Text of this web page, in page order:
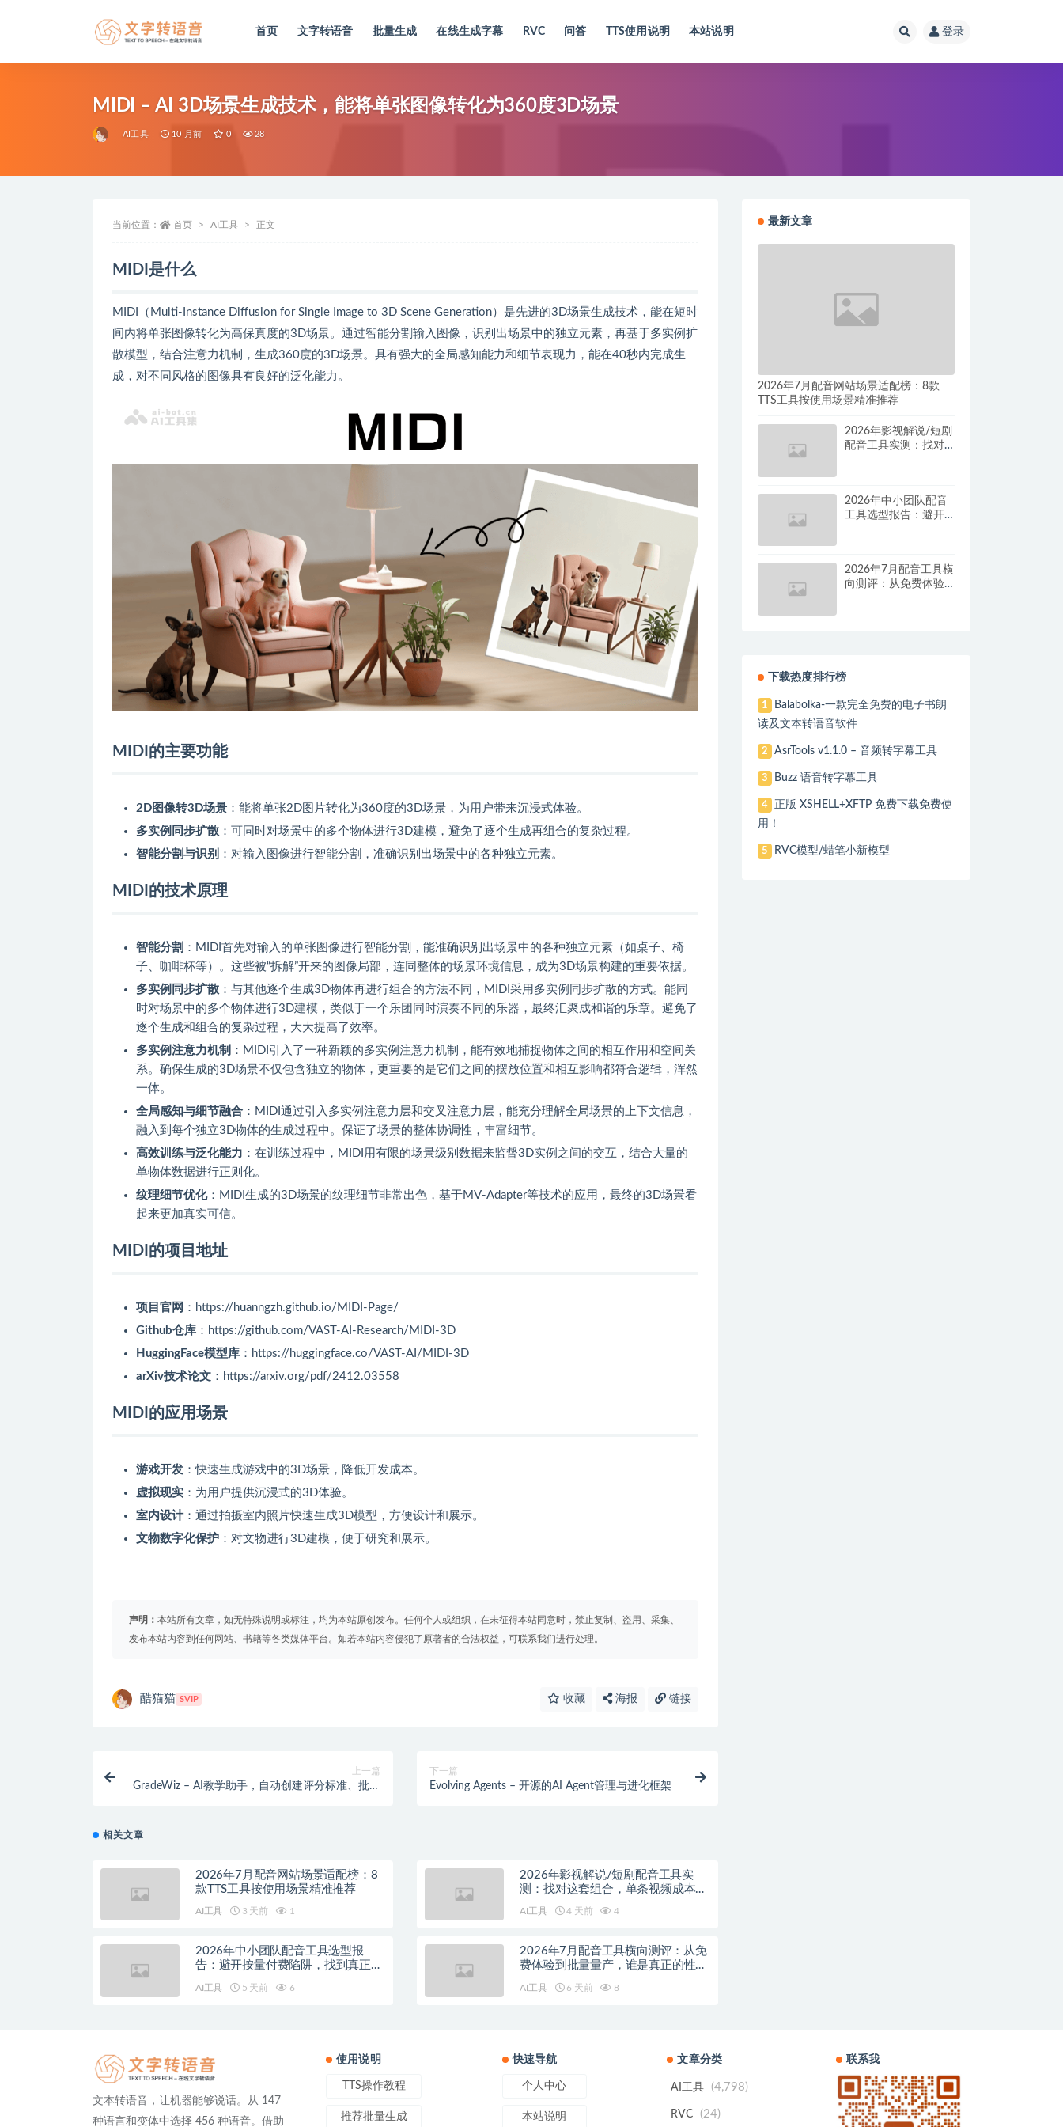
首页 文字转语音 批量生成 在线生成字幕 RVC 问答 TTS使用说明 本站说明 登录
MIDI – AI 3D场景生成技术，能将单张图像转化为360度3D场景
AI工具 10 月前 0 28
当前位置： 首页 AI工具 正文
MIDI是什么
MIDI（Multi-Instance Diffusion for Single Image to 3D Scene Generation）是先进的3D场景生成技术，能在短时
间内将单张图像转化为高保真度的3D场景。通过智能分割输入图像，识别出场景中的独立元素，再基于多实例扩
散模型，结合注意力机制，生成360度的3D场景。具有强大的全局感知能力和细节表现力，能在40秒内完成生
成，对不同风格的图像具有良好的泛化能力。
MIDI的主要功能
2D图像转3D场景 ：能将单张2D图片转化为360度的3D场景，为用户带来沉浸式体验。
多实例同步扩散 ：可同时对场景中的多个物体进行3D建模，避免了逐个生成再组合的复杂过程。
智能分割与识别 ：对输入图像进行智能分割，准确识别出场景中的各种独立元素。
MIDI的技术原理
智能分割 ：MIDI首先对输入的单张图像进行智能分割，能准确识别出场景中的各种独立元素（如桌子、椅
子、咖啡杯等）。这些被“拆解”开来的图像局部，连同整体的场景环境信息，成为3D场景构建的重要依据。
多实例同步扩散 ：与其他逐个生成3D物体再进行组合的方法不同，MIDI采用多实例同步扩散的方式。能同
时对场景中的多个物体进行3D建模，类似于一个乐团同时演奏不同的乐器，最终汇聚成和谐的乐章。避免了
逐个生成和组合的复杂过程，大大提高了效率。
多实例注意力机制 ：MIDI引入了一种新颖的多实例注意力机制，能有效地捕捉物体之间的相互作用和空间关
系。确保生成的3D场景不仅包含独立的物体，更重要的是它们之间的摆放位置和相互影响都符合逻辑，浑然
一体。
全局感知与细节融合 ：MIDI通过引入多实例注意力层和交叉注意力层，能充分理解全局场景的上下文信息，
融入到每个独立3D物体的生成过程中。保证了场景的整体协调性，丰富细节。
高效训练与泛化能力 ：在训练过程中，MIDI用有限的场景级别数据来监督3D实例之间的交互，结合大量的
单物体数据进行正则化。
纹理细节优化：MIDI生成的3D场景的纹理细节非常出色，基于MV-Adapter等技术的应用，最终的3D场景看
起来更加真实可信。
MIDI的项目地址
项目官网 ：https://huanngzh.github.io/MIDI-Page/
Github仓库 ：https://github.com/VAST-AI-Research/MIDI-3D
HuggingFace模型库 ：https://huggingface.co/VAST-AI/MIDI-3D
arXiv技术论文 ：https://arxiv.org/pdf/2412.03558
MIDI的应用场景
游戏开发 ：快速生成游戏中的3D场景，降低开发成本。
虚拟现实 ：为用户提供沉浸式的3D体验。
室内设计：通过拍摄室内照片快速生成3D模型，方便设计和展示。
文物数字化保护 ：对文物进行3D建模，便于研究和展示。
声明： 本站所有文章，如无特殊说明或标注，均为本站原创发布。任何个人或组织，在未征得本站同意时，禁止复制、盗用、采集、
发布本站内容到任何网站、书籍等各类媒体平台。如若本站内容侵犯了原著者的合法权益，可联系我们进行处理。
酷猫猫 SVIP 收藏 海报 链接
上一篇
GradeWiz – AI教学助手，自动创建评分标准、批改
下一篇
Evolving Agents – 开源的AI Agent管理与进化框架
相关文章
2026年7月配音网站场景适配榜：8
款TTS工具按使用场景精准推荐
AI工具 3 天前 1
2026年影视解说/短剧配音工具实
测：找对这套组合，单条视频成本直
AI工具 4 天前 4
2026年中小团队配音工具选型报
告：避开按量付费陷阱，找到真正的
AI工具 5 天前 6
2026年7月配音工具横向测评：从免
费体验到批量量产，谁是真正的性价
AI工具 6 天前 8
最新文章
2026年7月配音网站场景适配榜：8款
TTS工具按使用场景精准推荐
2026年影视解说/短剧
配音工具实测：找对
2026年中小团队配音
工具选型报告：避开
2026年7月配音工具横
向测评：从免费体验
下载热度排行榜
1
Balabolka-一款完全免费的电子书朗
读及文本转语音软件
2 AsrTools v1.1.0 – 音频转字幕工具
3 Buzz 语音转字幕工具
4
正版 XSHELL+XFTP 免费下载免费使
用！
5 RVC模型/蜡笔小新模型
文本转语音，让机器能够说话。从 147
种语言和变体中选择 456 种语音。借助
使用说明
TTS操作教程
推荐批量生成
快速导航
个人中心
本站说明
文章分类
AI工具 (4,798)
RVC (24)
联系我